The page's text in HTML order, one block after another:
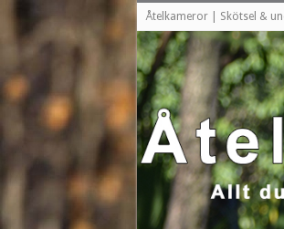
Åtelkameror | Skötsel &